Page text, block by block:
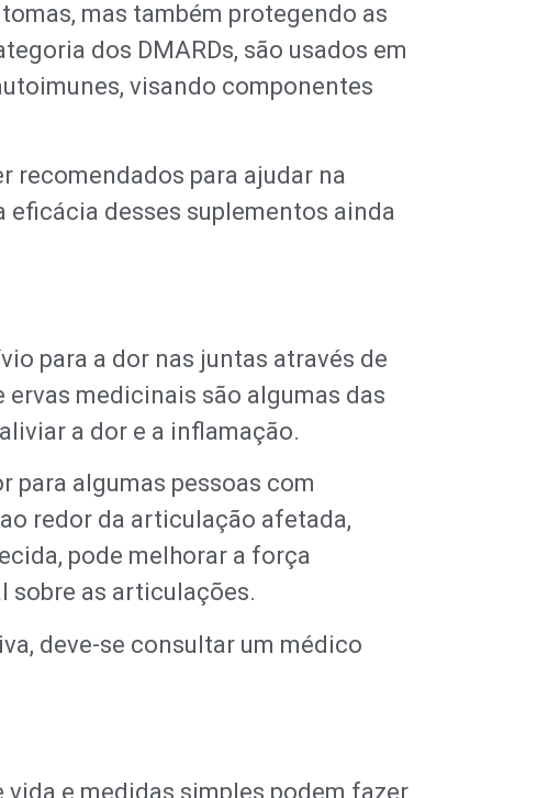
mas também protegendo as
dos DMARDs, são usados em
visando componentes
recomendados para ajudar na
desses suplementos ainda
para a dor nas juntas através de
medicinais são algumas das
a dor e a inflamação.
para algumas pessoas com
redor da articulação afetada,
pode melhorar a força
sobre as articulações.
deve-se consultar um médico
e medidas simples podem fazer